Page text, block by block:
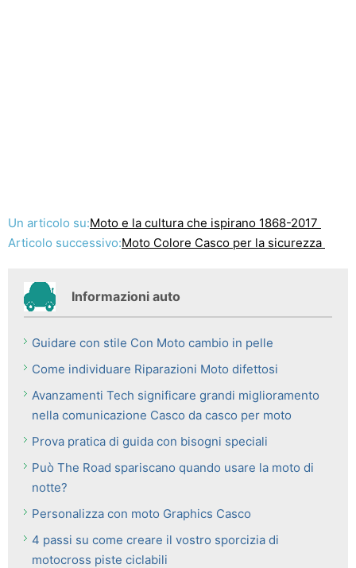
Un articolo su:Moto e la cultura che ispirano 1868-2017
Articolo successivo:Moto Colore Casco per la sicurezza
Informazioni auto
Guidare con stile Con Moto cambio in pelle
Come individuare Riparazioni Moto difettosi
Avanzamenti Tech significare grandi miglioramento
nella comunicazione Casco da casco per moto
Prova pratica di guida con bisogni speciali
Può The Road spariscano quando usare la moto di
notte?
Personalizza con moto Graphics Casco
4 passi su come creare il vostro sporcizia di
motocross piste ciclabili